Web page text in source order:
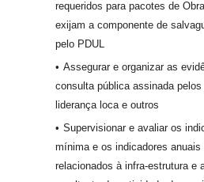
requeridos para pacotes de
exijam a componente de
pelo PDUL
Assegurar e organizar as
consulta pública assinada
liderança loca e outros
Supervisionar e avaliar os
mínima e os indicadores anuais
relacionados à infra-estrutura e